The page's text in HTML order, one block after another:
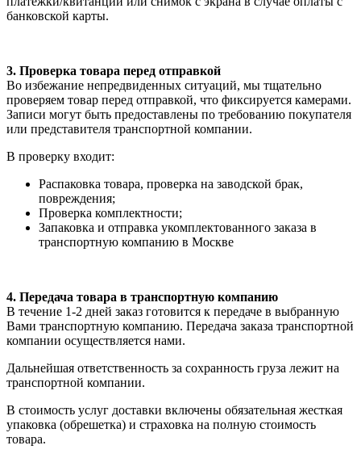
банковской карты.
3. Проверка товара перед отправкой
Во избежание непредвиденных ситуаций, мы тщательно
проверяем товар перед отправкой, что фиксируется камерами.
Записи могут быть предоставлены по требованию покупателя
или представителя транспортной компании.
В проверку входит:
Распаковка товара, проверка на заводской брак,
повреждения;
Проверка комплектности;
Запаковка и отправка укомплектованного заказа в
транспортную компанию в Москве
4. Передача товара в транспортную компанию
В течение 1-2 дней заказ готовится к передаче в выбранную
Вами транспортную компанию. Передача заказа транспортной
компании осуществляется нами.
Дальнейшая ответственность за сохранность груза лежит на
транспортной компании.
В стоимость услуг доставки включены обязательная жесткая
упаковка (обрешетка) и страховка на полную стоимость
товара.